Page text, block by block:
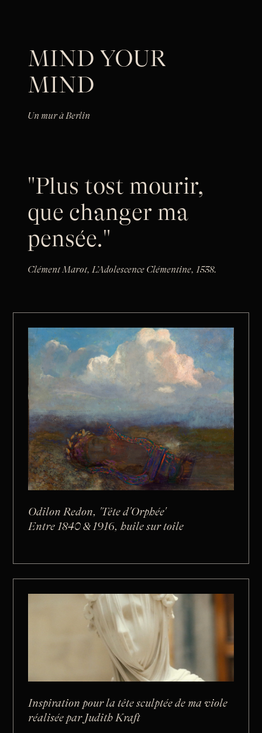
MIND YOUR
MIND
Un mur à Berlin
"Plus tost mourir,
que changer ma
pensée."
Clément Marot, L’Adolescence Clémentine, 1538.
Odilon Redon, 'Tête d'Orphée'
Entre 1840 & 1916, huile sur toile
Inspiration pour la tête sculptée de ma viole
réalisée par Judith Kraft